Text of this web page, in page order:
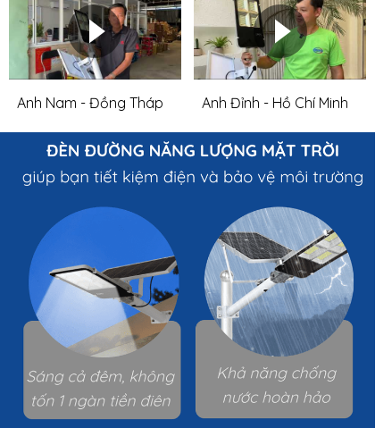
Anh Nam - Đồng Tháp Anh Đỉnh - Hồ Chí Minh